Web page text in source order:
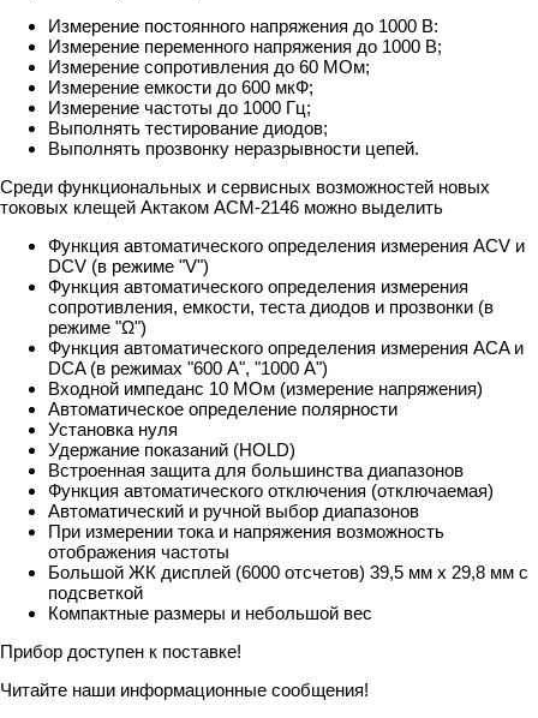
Измерение постоянного напряжения до 1000 В:
Измерение переменного напряжения до 1000 В;
Измерение сопротивления до 60 МОм;
Измерение емкости до 600 мкФ;
Измерение частоты до 1000 Гц;
Выполнять тестирование диодов;
Выполнять прозвонку неразрывности цепей.
Среди функциональных и сервисных возможностей новых
токовых клещей Актаком АСМ-2146 можно выделить
Функция автоматического определения измерения ACV и
DCV (в режиме "V")
Функция автоматического определения измерения
сопротивления, емкости, теста диодов и прозвонки (в
режиме "Ω")
Функция автоматического определения измерения ACA и
DCA (в режимах "600 А", "1000 А")
Входной импеданс 10 МОм (измерение напряжения)
Автоматическое определение полярности
Установка нуля
Удержание показаний (HOLD)
Встроенная защита для большинства диапазонов
Функция автоматического отключения (отключаемая)
Автоматический и ручной выбор диапазонов
При измерении тока и напряжения возможность
отображения частоты
Большой ЖК дисплей (6000 отсчетов) 39,5 мм х 29,8 мм с
подсветкой
Компактные размеры и небольшой вес
Прибор доступен к поставке!
Читайте наши информационные сообщения!